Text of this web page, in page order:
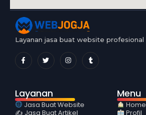
Layanan jasa buat website profesional
Layanan
Jasa Buat Website
✍️ Jasa Buat Artikel
Menu
Home
Profil